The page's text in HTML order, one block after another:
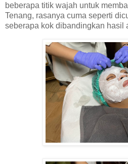
beberapa titik wajah untuk
Tenang, rasanya cuma seperti
seberapa kok dibandingkan hasil